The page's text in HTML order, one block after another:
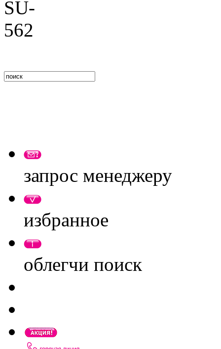
запрос менеджеру
избранное
облегчи поиск